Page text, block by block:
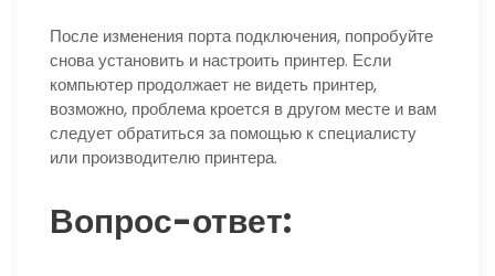
После изменения порта подключения, попробуйте
снова установить и настроить принтер. Если
компьютер продолжает не видеть принтер,
возможно, проблема кроется в другом месте и вам
следует обратиться за помощью к специалисту
или производителю принтера.
Вопрос-ответ: